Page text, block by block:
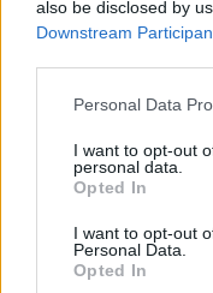
also be disclosed by
Downstream
Personal Data
I want to opt-out
personal data.
Opted In
I want to opt-out
Personal Data.
Opted In
Σοκ στο Μεξικό:
6 Αυγούστου, 2026
ΠΑΓΝΗ: Στο πλευρό
6 Αυγούστου, 2026
Έπαιξε μουσική σε
βίντεο με την
6 Αυγούστου, 2026